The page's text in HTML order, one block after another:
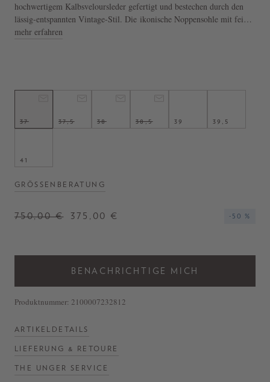
hochwertigem Kalbsveloursleder gefertigt und bestechen durch den
lässig-entspannten Vintage-Stil. Die ikonische Noppensohle mit feinen
Steppnähten, die sich bis zur Ferse erstrecken, sorgt für
- Logoprägung auf der Zunge
mehr erfahren
37 37,5 38 38,5 39 39,5
41
GRÖSSENBERATUNG
750,00 € 375,00 € -50 %
BENACHRICHTIGE MICH
Produktnummer: 2100007232812
ARTIKELDETAILS
LIEFERUNG & RETOURE
THE UNGER SERVICE